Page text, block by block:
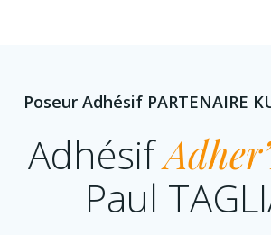
Poseur Adhésif PARTENAIRE
Adhésif
Paul